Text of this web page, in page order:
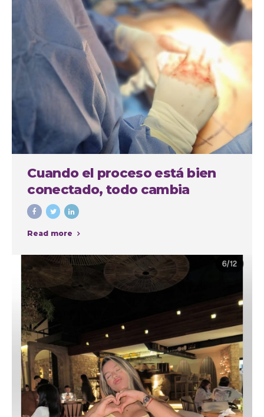
Cuando el proceso está bien
conectado, todo cambia
Read more